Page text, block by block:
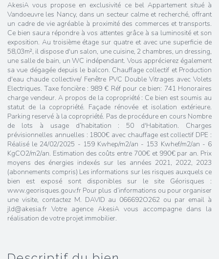
AkesiA vous propose en exclusivité ce bel Appartement situé à
Vandoeuvre les Nancy, dans un secteur calme et recherché, offrant
un cadre de vie agréable à proximité des commerces et transports.
Ce bien saura répondre à vos attentes grâce à sa luminosité et son
exposition. Au troisième étage sur quatre et avec une superficie de
58,03m², il dispose d'un salon, une cuisine, 2 chambres, un dressing,
une salle de bain, un WC indépendant. Vous apprécierez également
sa vue dégagée depuis le balcon. Chauffage collectif et Production
d'eau chaude collective/ Fenêtre PVC Double Vitrages avec Volets
Electriques. Taxe foncière : 989 € Réf pour ce bien: 741 Honoraires
charge vendeur. A propos de la copropriété : Ce bien est soumis au
statut de la copropriété. Façade rénovée et isolation extérieure.
Parking reservé à la copropriété. Pas de procédure en cours Nombre
de lots à usage d’habitation : 50 d'Habitation. Charges
prévisionnelles annuelles : 1800€ avec chauffage est collectif DPE :
Réalisé le 24/02/2025 - 159 Kwhep/m2/an - 153 Kwhef/m2/an - 6
KgCO2/m2/an. Estimation des coûts entre 700€ et 990€ par an. Prix
moyens des énergies indexés sur les années 2021, 2022, 2023
(abonnements compris) Les informations sur les risques auxquels ce
bien est exposé sont disponibles sur le site Géorisques :
www.georisques.gouv.fr Pour plus d’informations ou pour organiser
une visite, contactez M. DAVID au 066692O262 ou par email à
jld@akesia.fr Votre agence AkesiA vous accompagne dans la
réalisation de votre projet immobilier.